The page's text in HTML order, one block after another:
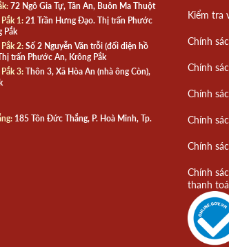
72 Ngô Gia Tự, Tân An, Buôn Ma Thuột
1:21 Trần Hưng Đạo. Thị trấn Phước
Pắk
2:Số 2 Nguyễn Văn trỗi (đối diện hồ
trấn Phước An, Krông Pắk
3:Thôn 3, Xã Hòa An (nhà ông Còn),
185 Tôn Đức Thắng, P. Hoà Minh, Tp.
Kiểm tra
Chính
Chính
Chính
Chính
Chính
Chính
thanh